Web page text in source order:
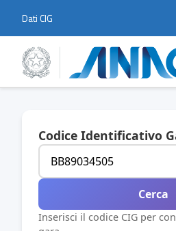
Dati CIG
Codice Identificativo
Cerca
Inserisci il codice CIG per